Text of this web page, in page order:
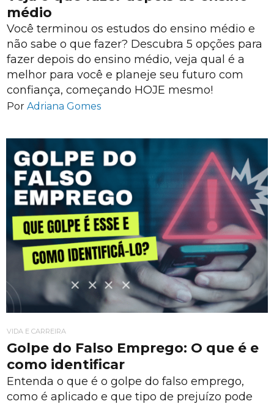
médio
Você terminou os estudos do ensino médio e
não sabe o que fazer? Descubra 5 opções para
fazer depois do ensino médio, veja qual é a
melhor para você e planeje seu futuro com
confiança, começando HOJE mesmo!
Por Adriana Gomes
VIDA E CARREIRA
Golpe do Falso Emprego: O que é e
como identificar
Entenda o que é o golpe do falso emprego,
como é aplicado e que tipo de prejuízo pode